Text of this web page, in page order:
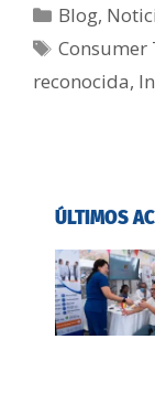
Blog,
Consumer
reconocida,
ÚLTIMOS